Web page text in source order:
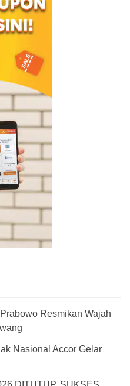
Resmikan Wajah
Nasional Accor Gelar